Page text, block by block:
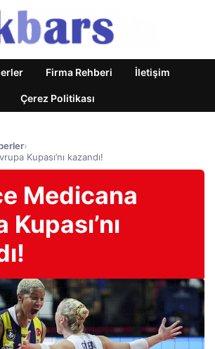
Firma Rehberi İletişim
Çerez Politikası
›
Kupası’nı kazandı!
Medicana